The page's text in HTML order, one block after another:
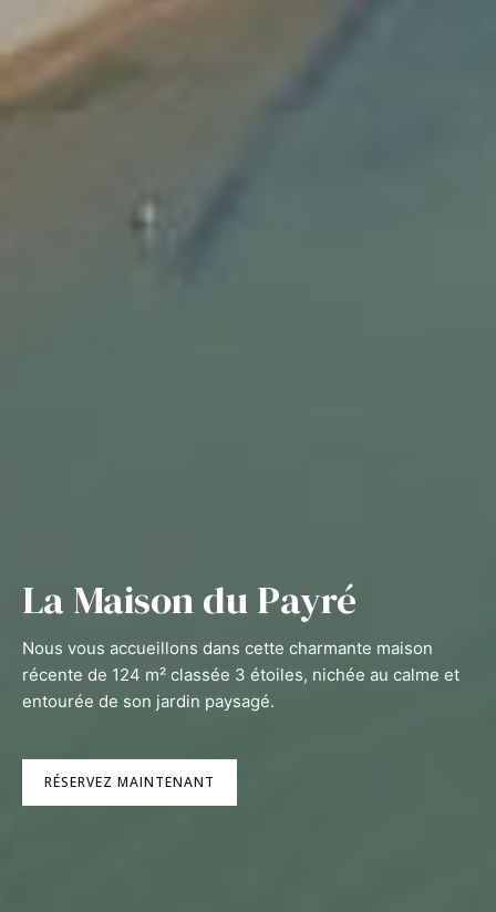
La Maison du Payré
Nous vous accueillons dans cette charmante maison
récente de 124 m² classée 3 étoiles, nichée au calme et
entourée de son jardin paysagé.
RÉSERVEZ MAINTENANT